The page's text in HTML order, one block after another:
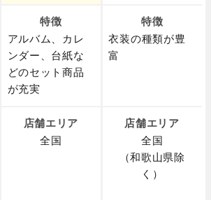
特徴
アルバム、カレ
ンダー、台紙な
どのセット商品
が充実
特徴
衣装の種類が豊
富
店舗エリア
全国
店舗エリア
全国
（和歌山県除
く）